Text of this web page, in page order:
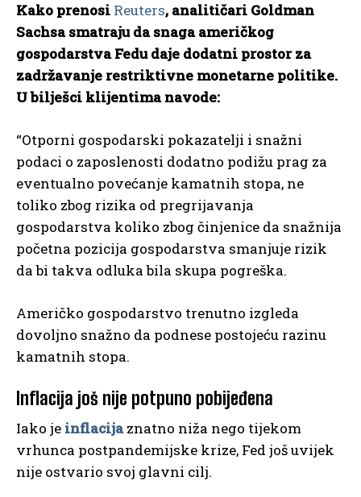
Kako prenosi Reuters, analitičari Goldman
Sachsa smatraju da snaga američkog
gospodarstva Fedu daje dodatni prostor za
zadržavanje restriktivne monetarne politike.
U bilješci klijentima navode:
“Otporni gospodarski pokazatelji i snažni
podaci o zaposlenosti dodatno podižu prag za
eventualno povećanje kamatnih stopa, ne
toliko zbog rizika od pregrijavanja
gospodarstva koliko zbog činjenice da snažnija
početna pozicija gospodarstva smanjuje rizik
da bi takva odluka bila skupa pogreška.
Američko gospodarstvo trenutno izgleda
dovoljno snažno da podnese postojeću razinu
kamatnih stopa.
Inflacija još nije potpuno pobijeđena
Iako je inflacijaznatno niža nego tijekom
vrhunca postpandemijske krize, Fed još uvijek
nije ostvario svoj glavni cilj.